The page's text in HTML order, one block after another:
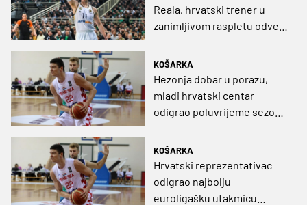
Reala, hrvatski trener u
zanimljivom raspletu odveo
KOŠARKA
Hezonja dobar u porazu,
mladi hrvatski centar
odigrao poluvrijeme sezone
KOŠARKA
Hrvatski reprezentativac
odigrao najbolju
euroligašku utakmicu